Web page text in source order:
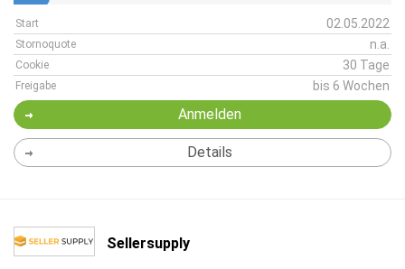
Start 02.05.2022
Stornoquote n.a.
Cookie 30 Tage
Freigabe bis 6 Wochen
Anmelden
Details
Sellersupply